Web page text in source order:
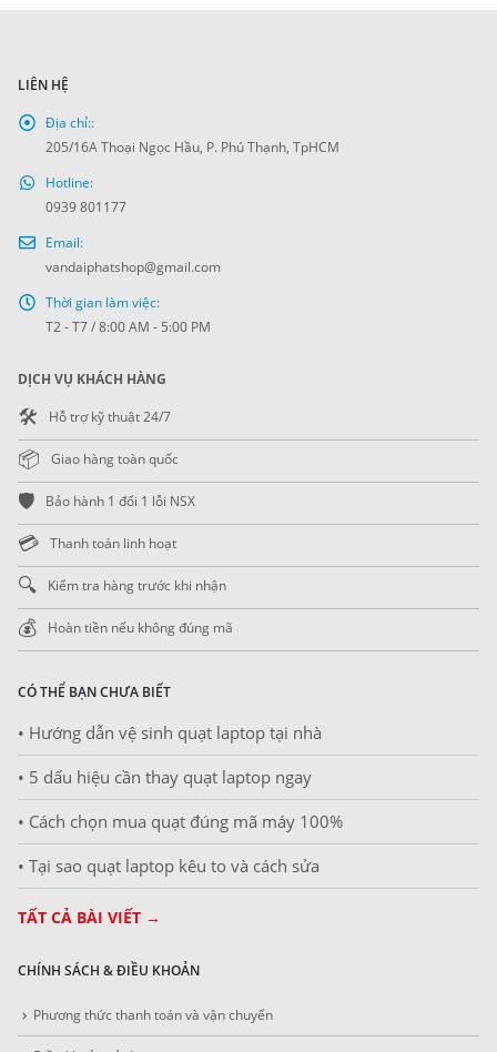
LIÊN HỆ
Địa chỉ::
205/16A Thoại Ngọc Hầu, P. Phú Thạnh, TpHCM
Hotline:
0939 801177
Email:
vandaiphatshop@gmail.com
Thời gian làm việc:
T2 - T7 / 8:00 AM - 5:00 PM
DỊCH VỤ KHÁCH HÀNG
🛠️ Hỗ trợ kỹ thuật 24/7
📦 Giao hàng toàn quốc
🛡️ Bảo hành 1 đổi 1 lỗi NSX
💳 Thanh toán linh hoạt
🔍 Kiểm tra hàng trước khi nhận
💰 Hoàn tiền nếu không đúng mã
CÓ THỂ BẠN CHƯA BIẾT
• Hướng dẫn vệ sinh quạt laptop tại nhà
• 5 dấu hiệu cần thay quạt laptop ngay
• Cách chọn mua quạt đúng mã máy 100%
• Tại sao quạt laptop kêu to và cách sửa
TẤT CẢ BÀI VIẾT →
CHÍNH SÁCH & ĐIỀU KHOẢN
Phương thức thanh toán và vận chuyển